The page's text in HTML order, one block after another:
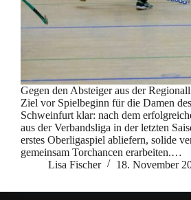
Gegen den Absteiger aus der
Ziel vor Spielbeginn für die Damen
Schweinfurt klar: nach dem
aus der Verbandsliga in der letzten
erstes Oberligaspiel abliefern, solide
gemeinsam Torchancen erarbeiten.…
Lisa Fischer
18. November